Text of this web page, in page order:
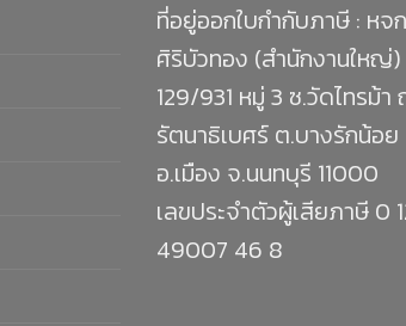
ที่อยู่ออกใบกำกับภาษี : หจ
ศิริบัวทอง (สำนักงานใหญ่)
129/931 หมู่ 3 ซ.วัดไทรม้า
รัตนาธิเบศร์ ต.บางรักน้อย
อ.เมือง จ.นนทบุรี 11000
เลขประจำตัวผู้เสียภาษี 0
49007 46 8